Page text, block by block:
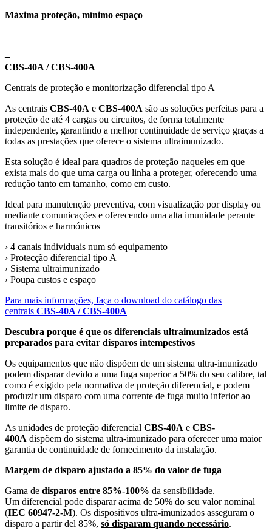
Máxima proteção, mínimo espaço
–
CBS-40A / CBS-400A
Centrais de proteção e monitorização diferencial tipo A
As centrais CBS-40A e CBS-400A são as soluções perfeitas para a
proteção de até 4 cargas ou circuitos, de forma totalmente
independente, garantindo a melhor continuidade de serviço graças a
todas as prestações que oferece o sistema ultraimunizado.
Esta solução é ideal para quadros de proteção naqueles em que
exista mais do que uma carga ou linha a proteger, oferecendo uma
redução tanto em tamanho, como em custo.
Ideal para manutenção preventiva, com visualização por display ou
mediante comunicações e oferecendo uma alta imunidade perante
transitórios e harmónicos
› 4 canais individuais num só equipamento
› Protecção diferencial tipo A
› Sistema ultraimunizado
› Poupa custos e espaço
Para mais informações, faça o download do catálogo das
centrais CBS-40A / CBS-400A
Descubra porque é que os diferenciais ultraimunizados está
preparados para evitar disparos intempestivos
Os equipamentos que não dispõem de um sistema ultra-imunizado
podem disparar devido a uma fuga superior a 50% do seu calibre, tal
como é exigido pela normativa de proteção diferencial, e podem
produzir um disparo com uma corrente de fuga muito inferior ao
limite de disparo.
As unidades de proteção diferencial CBS-40A e CBS-
400A dispõem do sistema ultra-imunizado para oferecer uma maior
garantia de continuidade de fornecimento da instalação.
Margem de disparo ajustado a 85% do valor de fuga
Gama de disparos entre 85%-100% da sensibilidade.
Um diferencial pode disparar acima de 50% do seu valor nominal
(IEC 60947-2-M). Os dispositivos ultra-imunizados asseguram o
disparo a partir del 85%, só disparam quando necessário.